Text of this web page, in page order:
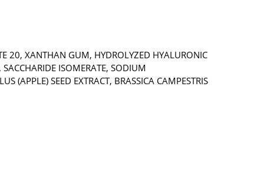
20, XANTHAN GUM, HYDROLYZED HYALURONIC
ISOMERATE, SODIUM
(APPLE) SEED EXTRACT, BRASSICA CAMPESTRIS